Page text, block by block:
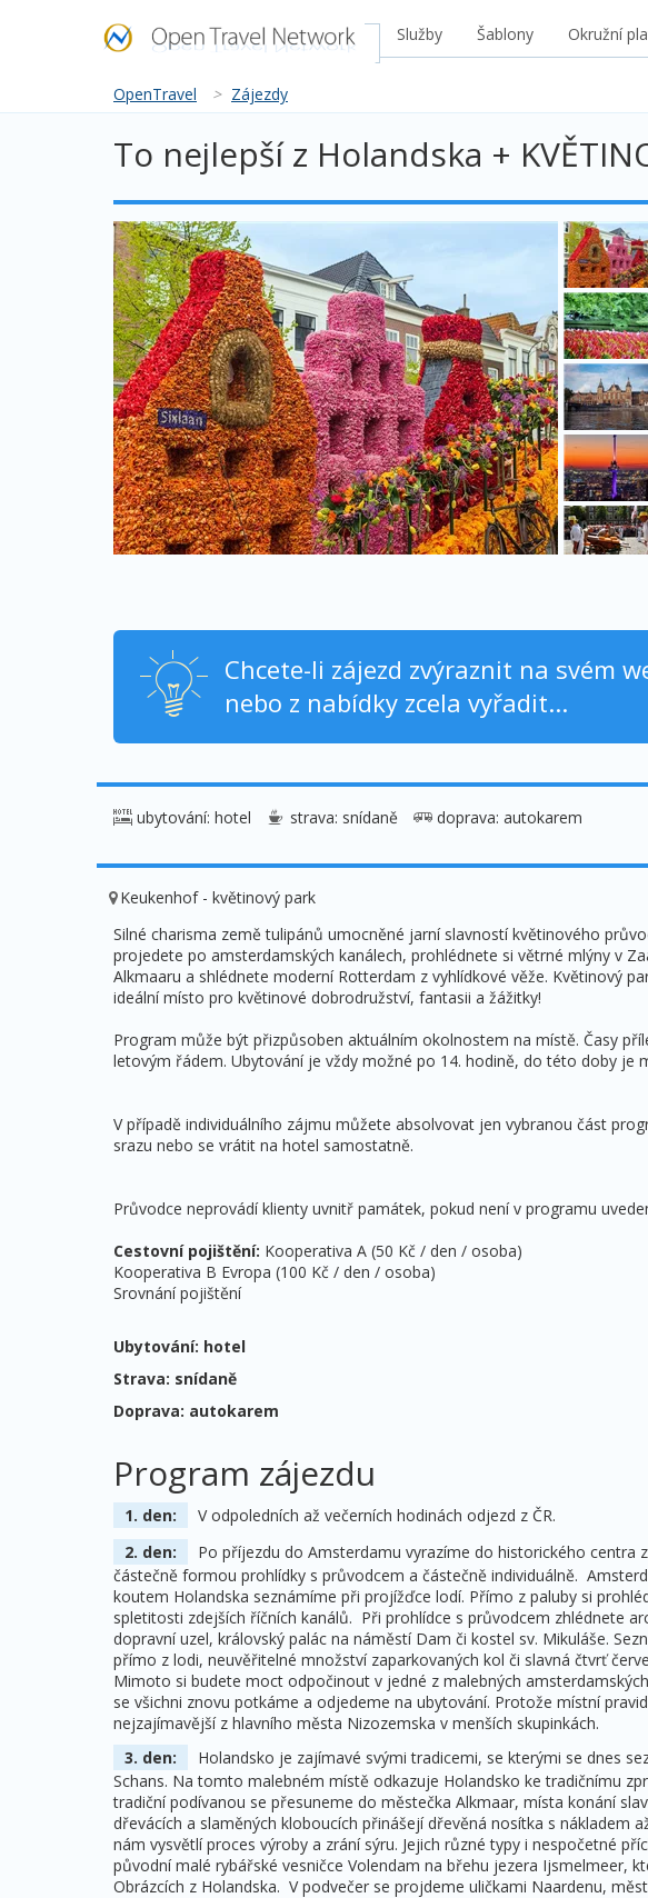
Služby Šablony Okružní
OpenTravel > Zájezdy
To nejlepší z Holandska +
Chcete-li zájezd zvýraznit na svém
nebo z nabídky zcela vyřadit...
ubytování: hotel strava: snídaně doprava: autokarem
Keukenhof - květinový park
Silné charisma země tulipánů umocněné jarní slavností květinového
projedete po amsterdamských kanálech, prohlédnete si větrné mlýny v
Alkmaaru a shlédnete moderní Rotterdam z vyhlídkové věže. Květinový
ideální místo pro květinové dobrodružství, fantasii a žážitky!
Program může být přizpůsoben aktuálním okolnostem na místě. Časy
letovým řádem. Ubytování je vždy možné po 14. hodině, do této doby je
V případě individuálního zájmu můžete absolvovat jen vybranou část
srazu nebo se vrátit na hotel samostatně.
Průvodce neprovádí klienty uvnitř památek, pokud není v programu
Cestovní pojištění: Kooperativa A (50 Kč / den / osoba)
Kooperativa B Evropa (100 Kč / den / osoba)
Srovnání pojištění
Ubytování: hotel
Strava: snídaně
Doprava: autokarem
Program zájezdu
1. den:
V odpoledních až večerních hodinách odjezd z ČR.
2. den:
Po příjezdu do Amsterdamu vyrazíme do historického
částečně formou prohlídky s průvodcem a částečně individuálně.
koutem Holandska seznámíme při projížďce lodí. Přímo z paluby si
spletitosti zdejších říčních kanálů. Při prohlídce s průvodcem zhlédnete
dopravní uzel, královský palác na náměstí Dam či kostel sv. Mikuláše.
přímo z lodi, neuvěřitelné množství zaparkovaných kol či slavná čtvrť
Mimoto si budete moct odpočinout v jedné z malebných
se všichni znovu potkáme a odjedeme na ubytování. Protože místní
nejzajímavější z hlavního města Nizozemska v menších skupinkách.
3. den:
Holandsko je zajímavé svými tradicemi, se kterými se dnes
Schans. Na tomto malebném místě odkazuje Holandsko ke tradičnímu
tradiční podívanou se přesuneme do městečka Alkmaar, místa konání
dřevácích a slaměných kloboucích přinášejí dřevěná nosítka s nákladem
nám vysvětlí proces výroby a zrání sýru. Jejich různé typy i nespočetné
původní malé rybářské vesničce Volendam na břehu jezera Ijsmelmeer,
Obrázcích z Holandska. V podvečer se projdeme uličkami Naardenu,